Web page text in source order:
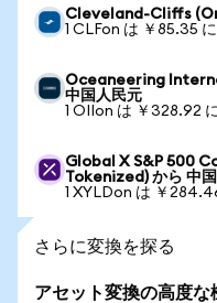
Cleveland-Cliffs
1 CLFon は ￥85.35
Oceaneering
中国人民元
1 OIIon は ￥328.92
Global X S&P 500
Tokenized) から 中
1 XYLDon は ￥
さらに変換を探る
アセット変換の高度な